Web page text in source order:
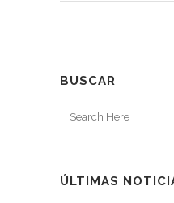
BUSCAR
ÚLTIMAS